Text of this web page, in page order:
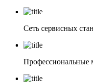
Сеть сервисных
Профессиональные